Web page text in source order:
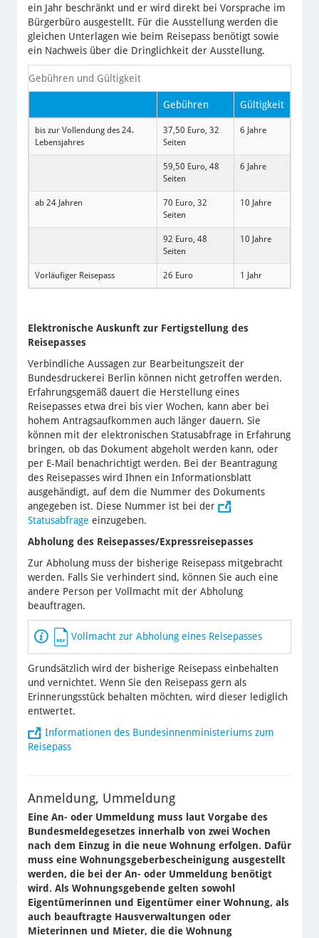
ein Jahr beschränkt und er wird direkt bei Vorsprache im
Bürgerbüro ausgestellt. Für die Ausstellung werden die
gleichen Unterlagen wie beim Reisepass benötigt sowie
ein Nachweis über die Dringlichkeit der Ausstellung.
Gebühren und Gültigkeit
Gebühren Gültigkeit
bis zur Vollendung des 24.
Lebensjahres
37,50 Euro, 32
Seiten
6 Jahre
59,50 Euro, 48
Seiten
6 Jahre
ab 24 Jahren
70 Euro, 32
Seiten
10 Jahre
92 Euro, 48
Seiten
10 Jahre
Vorläufiger Reisepass 26 Euro 1 Jahr
Elektronische Auskunft zur Fertigstellung des
Reisepasses
Verbindliche Aussagen zur Bearbeitungszeit der
Bundesdruckerei Berlin können nicht getroffen werden.
Erfahrungsgemäß dauert die Herstellung eines
Reisepasses etwa drei bis vier Wochen, kann aber bei
hohem Antragsaufkommen auch länger dauern. Sie
können mit der elektronischen Statusabfrage in Erfahrung
bringen, ob das Dokument abgeholt werden kann, oder
per E-Mail benachrichtigt werden. Bei der Beantragung
des Reisepasses wird Ihnen ein Informationsblatt
ausgehändigt, auf dem die Nummer des Dokuments
angegeben ist. Diese Nummer ist bei der
Statusabfrage einzugeben.
Abholung des Reisepasses/Expressreisepasses
Zur Abholung muss der bisherige Reisepass mitgebracht
werden. Falls Sie verhindert sind, können Sie auch eine
andere Person per Vollmacht mit der Abholung
beauftragen.
Vollmacht zur Abholung eines Reisepasses
Grundsätzlich wird der bisherige Reisepass einbehalten
und vernichtet. Wenn Sie den Reisepass gern als
Erinnerungsstück behalten möchten, wird dieser lediglich
entwertet.
Informationen des Bundesinnenministeriums zum
Reisepass
Anmeldung, Ummeldung
Eine An- oder Ummeldung muss laut Vorgabe des
Bundesmeldegesetzes innerhalb von zwei Wochen
nach dem Einzug in die neue Wohnung erfolgen. Dafür
muss eine Wohnungsgeberbescheinigung ausgestellt
werden, die bei der An- oder Ummeldung benötigt
wird. Als Wohnungsgebende gelten sowohl
Eigentümerinnen und Eigentümer einer Wohnung, als
auch beauftragte Hausverwaltungen oder
Mieterinnen und Mieter, die die Wohnung